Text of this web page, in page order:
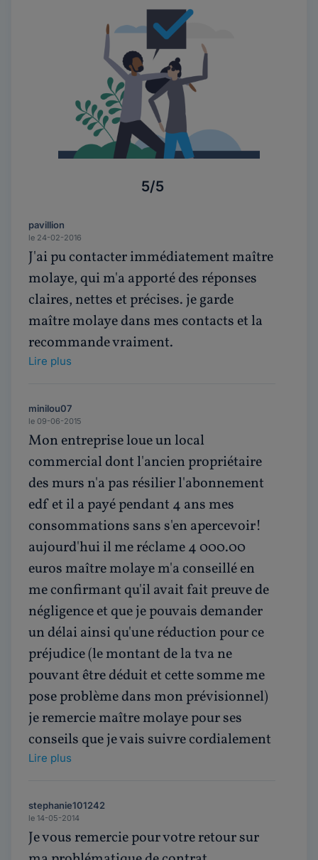
5/5
pavillion
le 24-02-2016
J'ai pu contacter immédiatement maître
molaye, qui m'a apporté des réponses
claires, nettes et précises. je garde
maître molaye dans mes contacts et la
recommande vraiment.
Lire plus
minilou07
le 09-06-2015
Mon entreprise loue un local
commercial dont l'ancien propriétaire
des murs n'a pas résilier l'abonnement
edf et il a payé pendant 4 ans mes
consommations sans s'en apercevoir!
aujourd'hui il me réclame 4 000.00
euros maître molaye m'a conseillé en
me confirmant qu'il avait fait preuve de
négligence et que je pouvais demander
un délai ainsi qu'une réduction pour ce
préjudice (le montant de la tva ne
pouvant être déduit et cette somme me
pose problème dans mon prévisionnel)
je remercie maître molaye pour ses
conseils que je vais suivre cordialement
Lire plus
stephanie101242
le 14-05-2014
Je vous remercie pour votre retour sur